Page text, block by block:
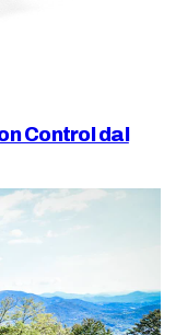
Control dal